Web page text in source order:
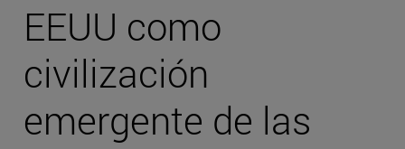
EEUU como
civilización
emergente de las